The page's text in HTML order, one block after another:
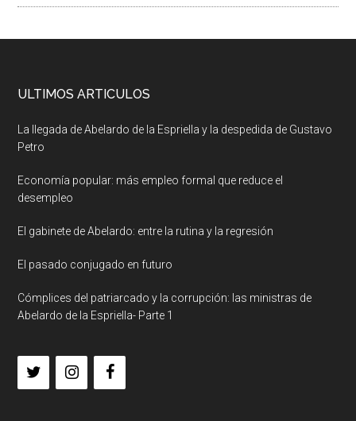
ULTIMOS ARTICULOS
La llegada de Abelardo de la Espriella y la despedida de Gustavo
Petro
Economía popular: más empleo formal que reduce el
desempleo
El gabinete de Abelardo: entre la rutina y la regresión
El pasado conjugado en futuro
Cómplices del patriarcado y la corrupción: las ministras de
Abelardo de la Espriella- Parte 1